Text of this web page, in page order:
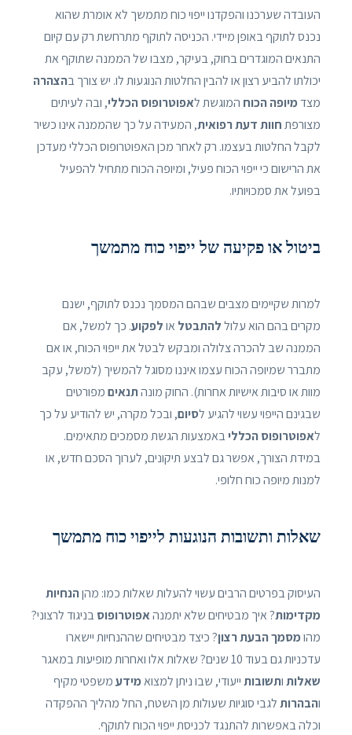
העובדה שערכנו והפקדנו ייפוי כוח מתמשך לא אומרת שהוא
נכנס לתוקף באופן מיידי. הכניסה לתוקף מתרחשת רק עם קיום
התנאים המוגדרים בחוק, בעיקר, מצבו של הממנה שתוקף את
יכולתו להביע רצון או להבין החלטות הנוגעות לו. יש צורך בהצהרה
מצדמיופה הכוח המוגשת לאפוטרופוס הכללי, ובה לעיתים
מצורפתחוות דעת רפואית, המעידה על כך שהממנה אינו כשיר
לקבל החלטות בעצמו. רק לאחר מכן האפוטרופוס הכללי מעדכן
את הרישום כי ייפוי הכוח פעיל, ומיופה הכוח מתחיל להפעיל
בפועל את סמכויותיו.
ביטול או פקיעה של ייפוי כוח מתמשך
למרות שקיימים מצבים שבהם המסמך נכנס לתוקף, ישנם
מקרים בהם הוא עלוללהתבטל אולפקוע. כך למשל, אם
הממנה שב להכרה צלולה ומבקש לבטל את ייפוי הכוח, או אם
מתברר שמיופה הכוח עצמו איננו מסוגל להמשיך (למשל, עקב
מוות או סיבות אישיות אחרות). החוק מונהתנאיםמפורטים
שבגינם הייפוי עשוי להגיע לסיום, ובכל מקרה, יש להודיע על כך
לאפוטרופוס הכלליבאמצעות הגשת מסמכים מתאימים.
במידת הצורך, אפשר גם לבצע תיקונים, לערוך הסכם חדש, או
למנות מיופה כוח חלופי.
שאלות ותשובות הנוגעות לייפוי כוח מתמשך
העיסוק בפרטים הרבים עשוי להעלות שאלות כמו: מהןהנחיות
מקדימות? איך מבטיחים שלא יתמנהאפוטרופוסבניגוד לרצוני?
מהומסמך הבעת רצון? כיצד מבטיחים שההנחיות יישארו
עדכניות גם בעוד 10 שנים? שאלות אלו ואחרות מופיעות במאגר
שאלותותשובותייעודי, שבו ניתן למצואמידעמשפטי מקיף
והבהרותלגבי סוגיות שעולות מן השטח, החל מהליך ההפקדה
וכלה באפשרות להתנגד לכניסת ייפוי הכוח לתוקף.